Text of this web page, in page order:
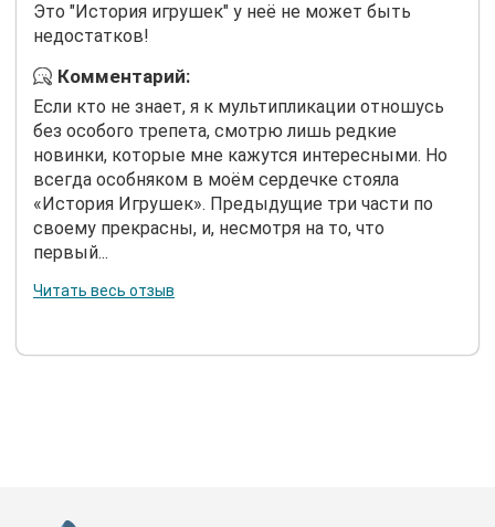
Это "История игрушек" у неё не может быть
недостатков!
Комментарий:
Если кто не знает, я к мультипликации отношусь
без особого трепета, смотрю лишь редкие
новинки, которые мне кажутся интересными. Но
всегда особняком в моём сердечке стояла
«История Игрушек». Предыдущие три части по
своему прекрасны, и, несмотря на то, что
первый...
Читать весь отзыв